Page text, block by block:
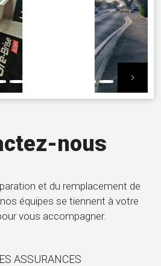
Next
nous
et du remplacement de
équipes se tiennent à votre
vous accompagner.
ASSURANCES